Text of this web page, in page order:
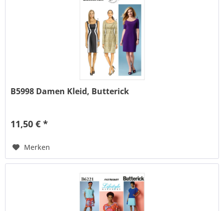
B5998 Damen Kleid, Butterick
11,50 € *
Merken